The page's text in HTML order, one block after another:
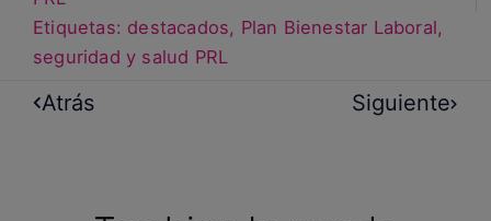
Etiquetas: destacados, Plan Bienestar Laboral,
seguridad y salud PRL
Atrás Siguiente